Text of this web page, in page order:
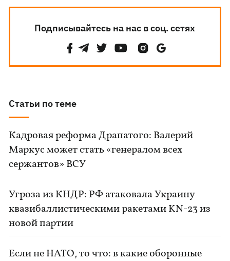
Подписывайтесь на нас в соц. сетях
Статьи по теме
Кадровая реформа Драпатого: Валерий
Маркус может стать «генералом всех
сержантов» ВСУ
Угроза из КНДР: РФ атаковала Украину
квазибаллистическими ракетами KN-23 из
новой партии
Если не НАТО, то что: в какие оборонные